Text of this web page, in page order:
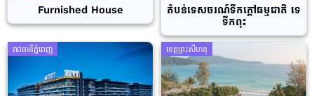
Furnished House
តំបន់ទេសចរណ៍ទឹកក្តៅធម្មជាតិ ទេ
ទឹកពុះ
រាជធានីភ្នំពេញ ខេត្តព្រះសីហនុ